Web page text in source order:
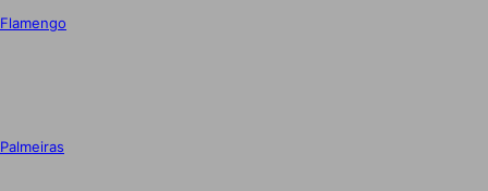
Flamengo
Palmeiras